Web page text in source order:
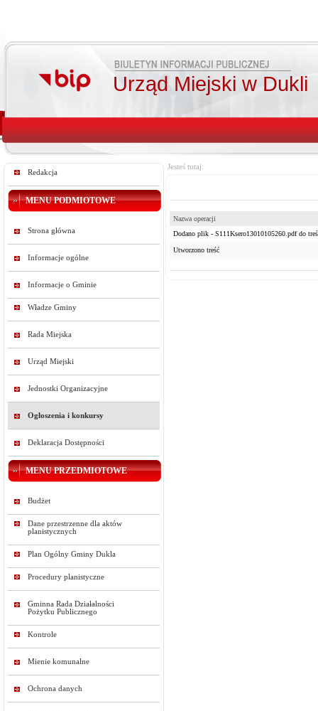
Urząd Miejski w Dukli
Redakcja
MENU PODMIOTOWE
Strona główna
Informacje ogólne
Informacje o Gminie
Władze Gminy
Rada Miejska
Urząd Miejski
Jednostki Organizacyjne
Ogłoszenia i konkursy
Deklaracja Dostępności
MENU PRZEDMIOTOWE
Budżet
Dane przestrzenne dla aktów
planistycznych
Plan Ogólny Gminy Dukla
Procedury planistyczne
Gminna Rada Działalności
Pożytku Publicznego
Kontrole
Mienie komunalne
Ochrona danych
Jesteś tutaj:
Nazwa operacji
Dodano plik - S111Ksero13010105260.pdf do
Utworzono treść